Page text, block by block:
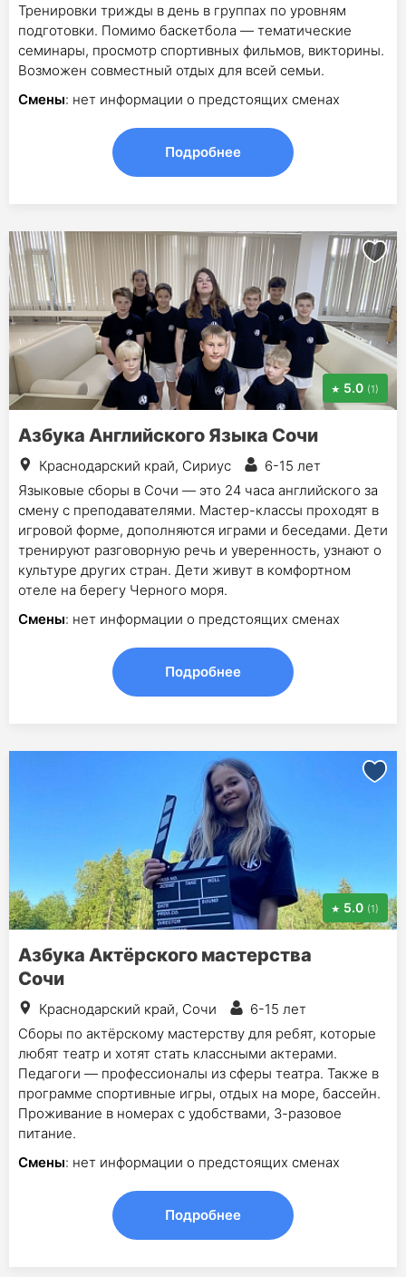
Тренировки трижды в день в группах по уровням
подготовки. Помимо баскетбола — тематические
семинары, просмотр спортивных фильмов, викторины.
Возможен совместный отдых для всей семьи.
Смены: нет информации о предстоящих сменах
Подробнее
5.0 (1)
Азбука Английского Языка Сочи
Краснодарский край, Сириус
6-15 лет
Языковые сборы в Сочи — это 24 часа английского за
смену с преподавателями. Мастер-классы проходят в
игровой форме, дополняются играми и беседами. Дети
тренируют разговорную речь и уверенность, узнают о
культуре других стран. Дети живут в комфортном
отеле на берегу Черного моря.
Смены: нет информации о предстоящих сменах
Подробнее
5.0 (1)
Азбука Актёрского мастерства
Сочи
Краснодарский край, Сочи
6-15 лет
Сборы по актёрскому мастерству для ребят, которые
любят театр и хотят стать классными актерами.
Педагоги — профессионалы из сферы театра. Также в
программе спортивные игры, отдых на море, бассейн.
Проживание в номерах с удобствами, 3-разовое
питание.
Смены: нет информации о предстоящих сменах
Подробнее